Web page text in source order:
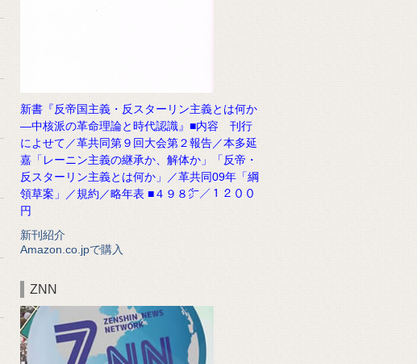
新書『反帝国主義・反スターリン主義とは何か
―中核派の革命理論と時代認識』■内容 刊行
によせて／革共同第９回大会第２報告／本多延
嘉「レーニン主義の継承か、解体か」「反帝・
反スターリン主義とは何か」／革共同09年「綱
領草案」／規約／略年表 ■４９８㌻／１２００
円
新刊紹介
Amazon.co.jpで購入
ZNN